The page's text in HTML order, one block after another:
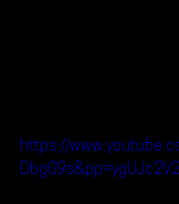
https://